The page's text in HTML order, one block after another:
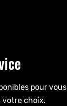
pour
votre choix.